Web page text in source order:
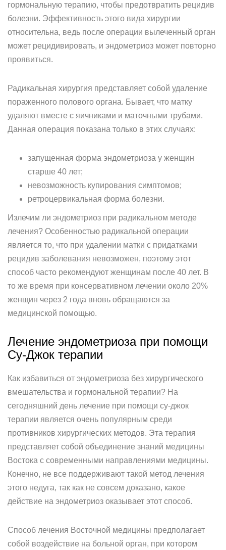
гормональную терапию, чтобы предотвратить рецидив
болезни. Эффективность этого вида хирургии
относительна, ведь после операции вылеченный орган
может рецидивировать, и эндометриоз может повторно
проявиться.
Радикальная хирургия представляет собой удаление
пораженного полового органа. Бывает, что матку
удаляют вместе с яичниками и маточными трубами.
Данная операция показана только в этих случаях:
запущенная форма эндометриоза у женщин
старше 40 лет;
невозможность купирования симптомов;
ретроцервикальная форма болезни.
Излечим ли эндометриоз при радикальном методе
лечения? Особенностью радикальной операции
является то, что при удалении матки с придатками
рецидив заболевания невозможен, поэтому этот
способ часто рекомендуют женщинам после 40 лет. В
то же время при консервативном лечении около 20%
женщин через 2 года вновь обращаются за
медицинской помощью.
Лечение эндометриоза при помощи
Су-Джок терапии
Как избавиться от эндометриоза без хирургического
вмешательства и гормональной терапии? На
сегодняшний день лечение при помощи су-джок
терапии является очень популярным среди
противников хирургических методов. Эта терапия
представляет собой объединение знаний медицины
Востока с современными направлениями медицины.
Конечно, не все поддерживают такой метод лечения
этого недуга, так как не совсем доказано, какое
действие на эндометриоз оказывает этот способ.
Способ лечения Восточной медицины предполагает
собой воздействие на больной орган, при котором